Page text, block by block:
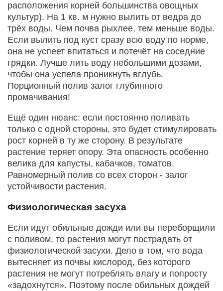
расположения корней большинства овощных
культур). На 1 кв. м нужно вылить от ведра до
трёх воды. Чем почва рыхлее, тем меньше воды.
Если вылить под куст сразу всю воду по норме,
она не успеет впитаться и потечёт на соседние
грядки. Лучше лить воду небольшими дозами,
чтобы она успела проникнуть вглубь.
Порционный полив залог глубинного
промачивания!
Ещё один нюанс: если постоянно поливать
только с одной стороны, это будет стимулировать
рост корней в ту же сторону. В результате
растение теряет опору. Эта опасность особенно
велика для капусты, кабачков, томатов.
Равномерный полив со всех сторон - залог
устойчивости растения.
Физиологическая засуха
Если идут обильные дожди или вы переборщили
с поливом, то растения могут пострадать от
физиологической засухи. Дело в том, что вода
вытесняет из почвы кислород, без которого
растения не могут потреблять влагу и попросту
«задохнутся». Поэтому после обильных дождей